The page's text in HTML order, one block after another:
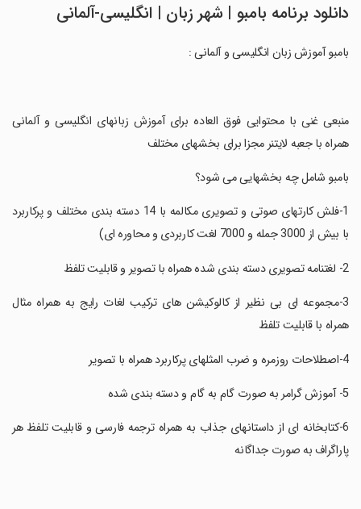
دانلود برنامه بامبو | شهر زبان | انگلیسی-آلمانی
بامبو آموزش زبان انگلیسی و آلمانی :
‏منبعی غنی با محتوایی فوق العاده برای آموزش زبانهای انگلیسی و آلمانی
همراه با جعبه لایتنر مجزا برای بخشهای مختلف
‏بامبو شامل چه بخشهایی می شود؟
‏1-فلش کارتهای صوتی و تصویری مکالمه با 14 دسته بندی مختلف و پرکاربرد
با بیش از 3000 جمله و 7000 لغت کاربردی و محاوره ای)
‏3-مجموعه ای بی نظیر از کالوکیشن های ترکیب لغات رایج به همراه مثال
همراه با قابلیت تلفظ
‏6-کتابخانه ای از داستانهای جذاب به همراه ترجمه فارسی و قابلیت تلفظ هر
پاراگراف به صورت جداگانه